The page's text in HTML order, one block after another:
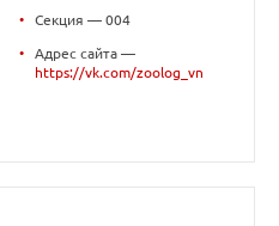
• Секция — 004
•
Адрес сайта —
https://vk.com/zoolog_vn